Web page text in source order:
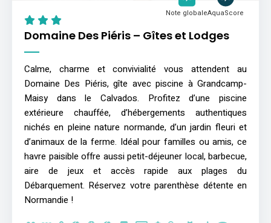
Domaine Des Piéris – Gîtes et Lodges
Note globaleAquaScore
Calme, charme et convivialité vous attendent au
Domaine Des Piéris, gîte avec piscine à Grandcamp-
Maisy dans le Calvados. Profitez d’une piscine
extérieure chauffée, d’hébergements authentiques
nichés en pleine nature normande, d’un jardin fleuri et
d’animaux de la ferme. Idéal pour familles ou amis, ce
havre paisible offre aussi petit-déjeuner local, barbecue,
aire de jeux et accès rapide aux plages du
Débarquement. Réservez votre parenthèse détente en
Normandie !